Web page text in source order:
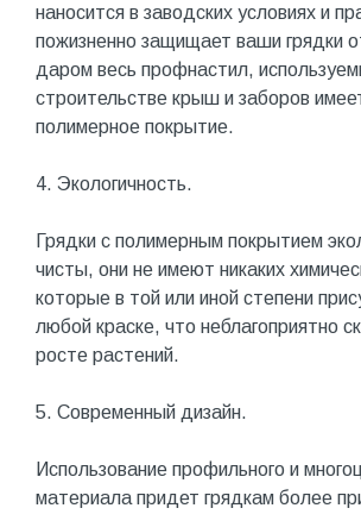
наносится в заводских условиях и
пожизненно защищает ваши грядки
даром весь профнастил,
строительстве крыш и заборов
полимерное покрытие.
4. Экологичность.
Грядки с полимерным покрытием
чисты, они не имеют никаких
которые в той или иной степени
любой краске, что неблагоприятно
росте растений.
5. Современный дизайн.
Использование профильного и
материала придет грядкам более